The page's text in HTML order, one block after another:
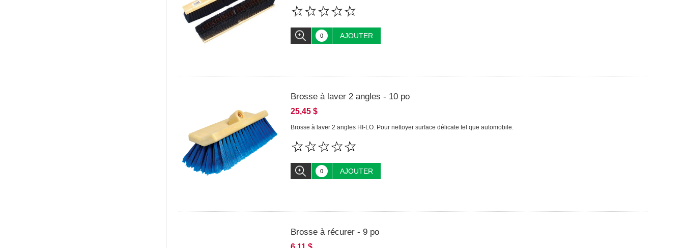
AJOUTER
Brosse à laver 2 angles - 10 po
25,45 $
Brosse à laver 2 angles HI-LO. Pour nettoyer surface délicate tel que automobile.
AJOUTER
Brosse à récurer - 9 po